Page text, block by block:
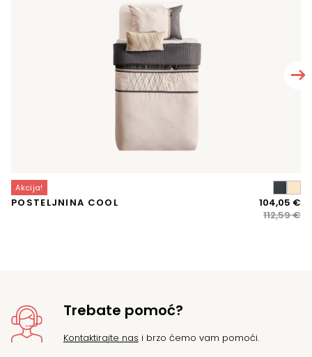
Akcija!
POSTELJNINA COOL
112,59€
104,05 €
Trebate pomoć?
Kontaktirajte nas i brzo ćemo vam pomoći.